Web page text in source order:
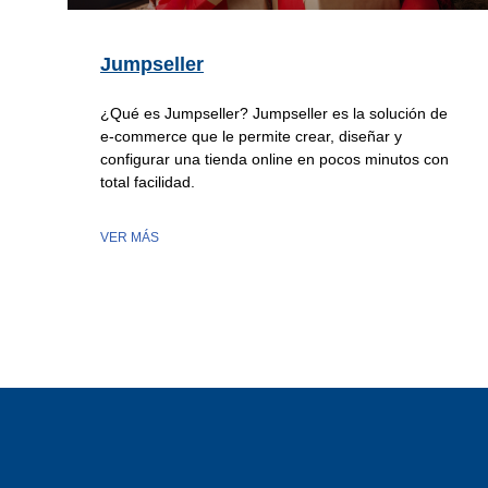
Jumpseller
¿Qué es Jumpseller? Jumpseller es la solución de
e-commerce que le permite crear, diseñar y
configurar una tienda online en pocos minutos con
total facilidad.
VER MÁS